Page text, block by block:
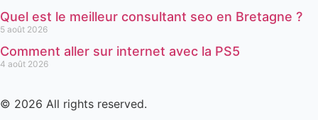
Quel est le meilleur consultant seo en Bretagne ?
5 août 2026
Comment aller sur internet avec la PS5
4 août 2026
© 2026 All rights reserved.